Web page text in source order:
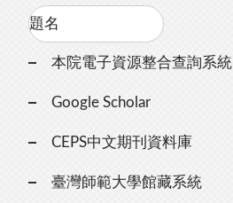
本院電子資源整合查詢系統
Google Scholar
CEPS中文期刊資料庫
臺灣師範大學館藏系統